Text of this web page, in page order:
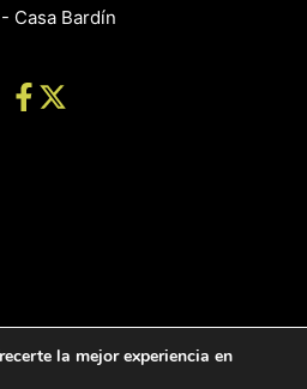
Casa Bardín
la mejor experiencia en